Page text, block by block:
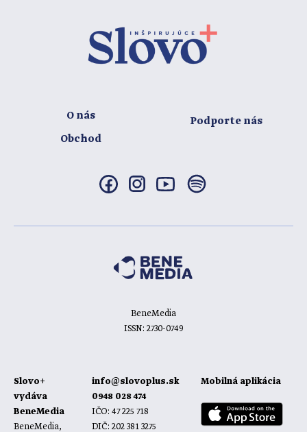
O nás
Obchod
Podporte nás
BeneMedia
ISSN: 2730-0749
Slovo+
vydáva
BeneMedia
BeneMedia,
info@slovoplus.sk
0948 028 474
IČO: 47 225 718
DIČ: 202 381 3275
Mobilná aplikácia